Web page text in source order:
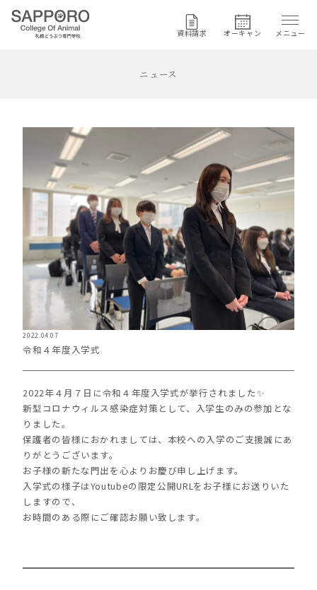
資料請求 オーキャン メニュー
ニュース
2022.04.07
令和４年度入学式
2022年４月７日に令和４年度入学式が挙行されました✨
新型コロナウィルス感染症対策として、入学生のみの参加とな
りました。
保護者の皆様におかれましては、本校への入学のご支援誠にあ
りがとうございます。
お子様の新たな門出を心よりお慶び申し上げます。
入学式の様子はYoutubeの限定公開URLをお子様にお送りいた
しますので、
お時間のある際にご確認お願い致します。